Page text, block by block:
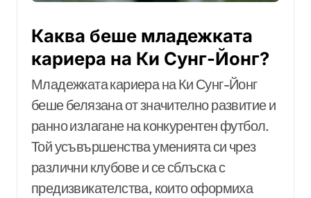
Каква беше младежката
кариера на Ки Сунг-Йонг?
Младежката кариера на Ки Сунг-Йонг
беше белязана от значително развитие и
ранно излагане на конкурентен футбол.
Той усъвършенства уменията си чрез
различни клубове и се сблъска с
предизвикателства, които оформиха